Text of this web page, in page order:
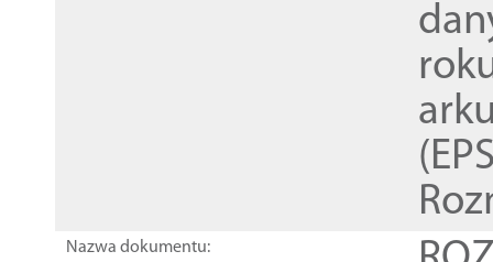
Nazwa dokumentu: